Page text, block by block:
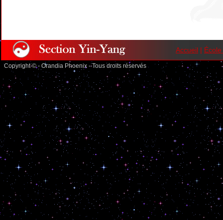
Accueil |
Copyright © - Orandia Phoenix - Tous droits réservés